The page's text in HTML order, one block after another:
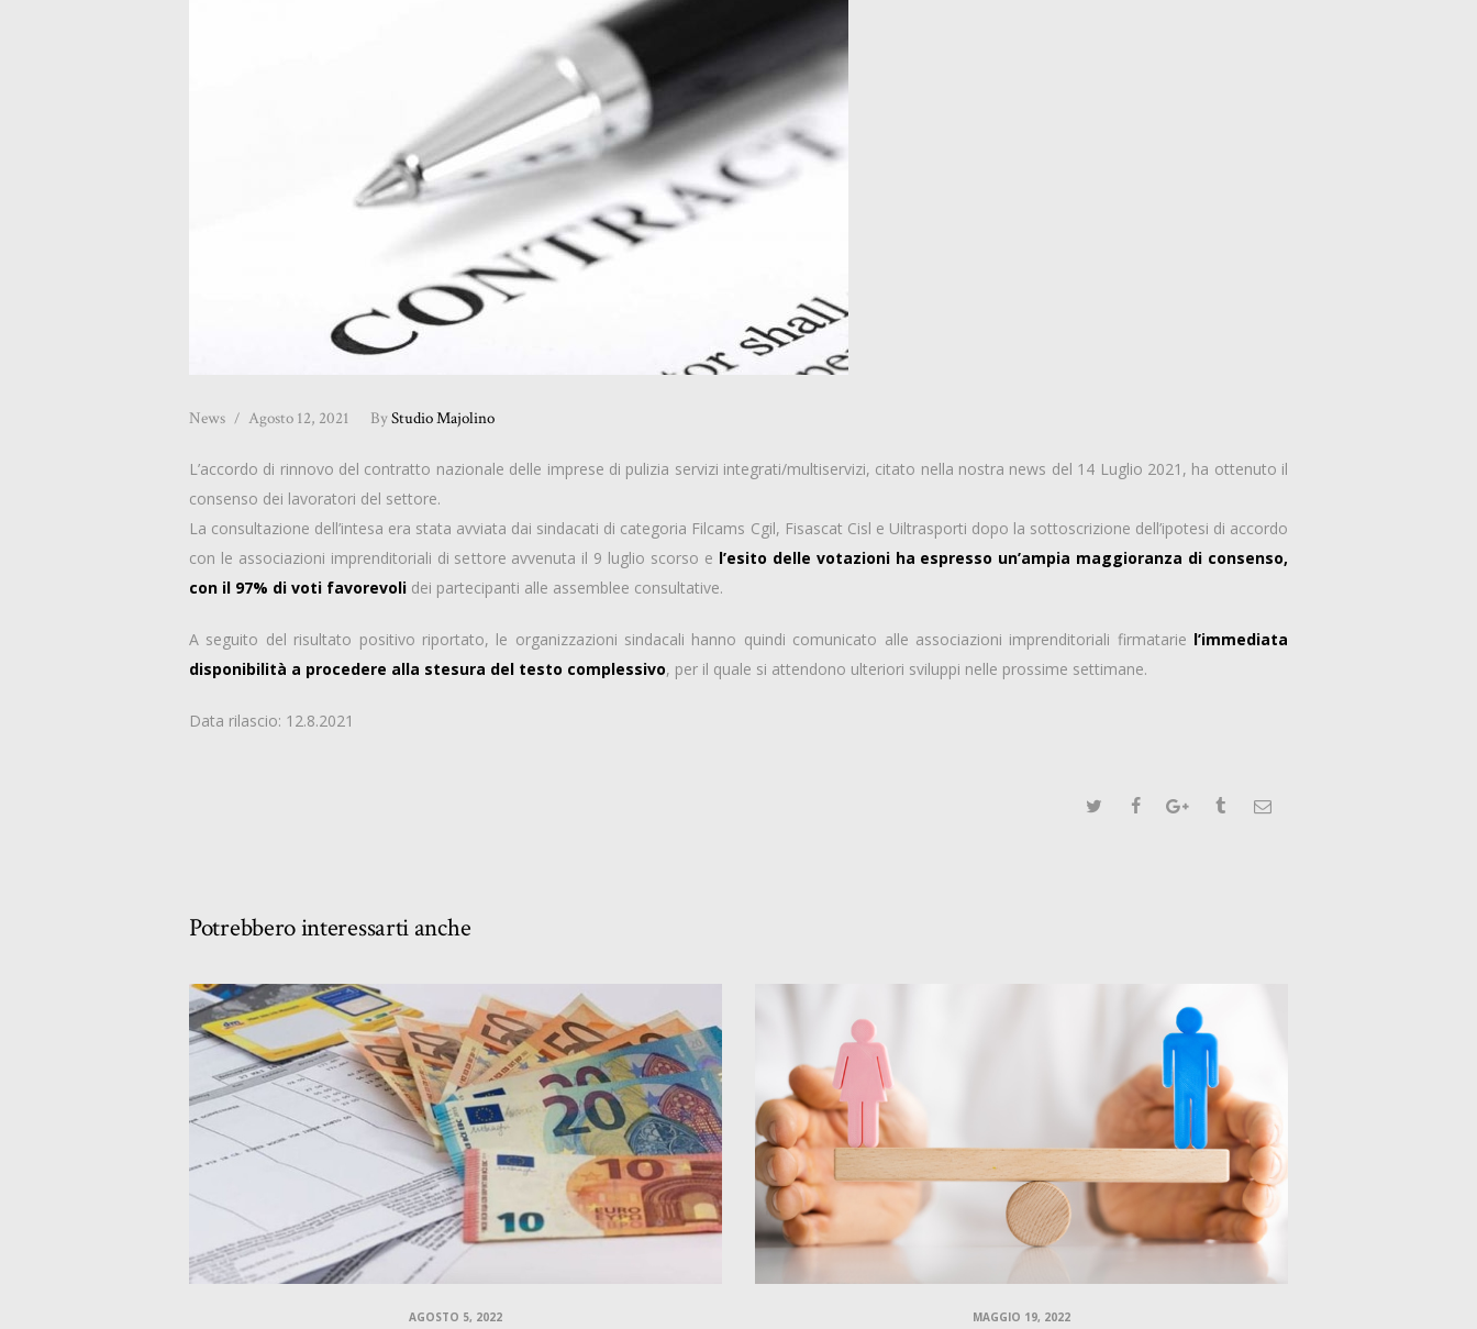
News Agosto 12, 2021 ByStudio Majolino
L’accordo di rinnovo del contratto nazionale delle imprese di pulizia servizi integrati/multiservizi, citato nella nostra news del 14 Luglio 2021, ha ottenuto il
consenso dei lavoratori del settore.
La consultazione dell’intesa era stata avviata dai sindacati di categoria Filcams Cgil, Fisascat Cisl e Uiltrasporti dopo la sottoscrizione dell’ipotesi di accordo
con le associazioni imprenditoriali di settore avvenuta il 9 luglio scorso e l’esito delle votazioni ha espresso un’ampia maggioranza di consenso,
con il 97% di voti favorevoli dei partecipanti alle assemblee consultative.
A seguito del risultato positivo riportato, le organizzazioni sindacali hanno quindi comunicato alle associazioni imprenditoriali firmatarie l’immediata
disponibilità a procedere alla stesura del testo complessivo, per il quale si attendono ulteriori sviluppi nelle prossime settimane.
Data rilascio: 12.8.2021
Potrebbero interessarti anche
AGOSTO 5, 2022 MAGGIO 19, 2022